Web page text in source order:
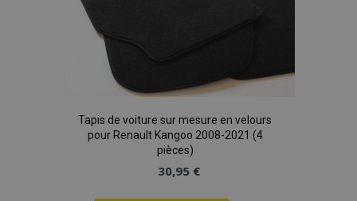
Tapis de voiture sur mesure en velours
pour Renault Kangoo 2008-2021 (4
pièces)
30,95 €